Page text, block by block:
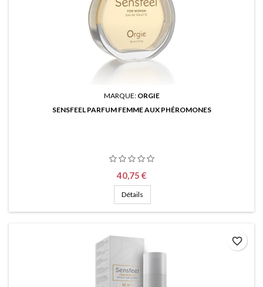
MARQUE: ORGIE
SENSFEEL PARFUM FEMME AUX PHÉROMONES
Prix
40,75 €
Détails
favorite_border